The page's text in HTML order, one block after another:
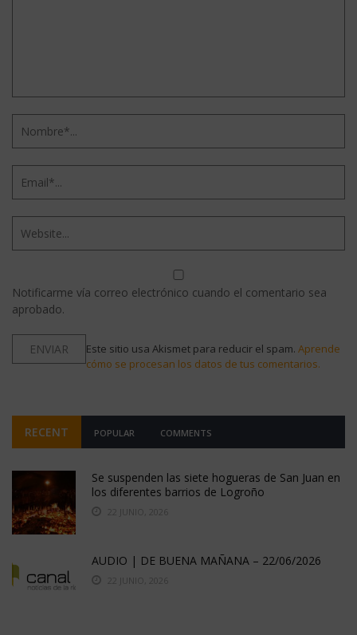
Notificarme vía correo electrónico cuando el comentario sea
aprobado.
Este sitio usa Akismet para reducir el spam. Aprende
cómo se procesan los datos de tus comentarios.
RECENT POPULAR COMMENTS
Se suspenden las siete hogueras de San Juan en
los diferentes barrios de Logroño
22 JUNIO, 2026
AUDIO | DE BUENA MAÑANA – 22/06/2026
22 JUNIO, 2026